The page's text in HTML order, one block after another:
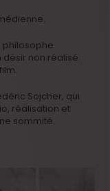
désir non réalisé
Sojcher, qui
réalisation et
sommité.